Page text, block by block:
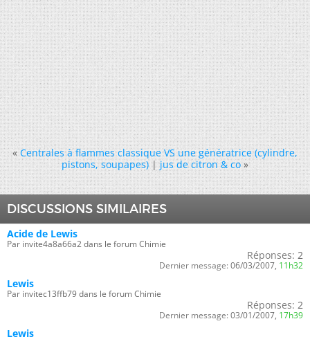
« Centrales à flammes classique VS une génératrice (cylindre,
pistons, soupapes)|jus de citron & co »
DISCUSSIONS SIMILAIRES
Acide de Lewis
Par invite4a8a66a2 dans le forum Chimie
Réponses: 2
Dernier message: 06/03/2007, 11h32
Lewis
Par invitec13ffb79 dans le forum Chimie
Réponses: 2
Dernier message: 03/01/2007, 17h39
Lewis